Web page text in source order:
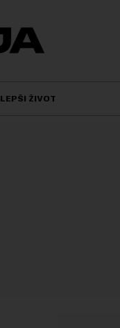
LEPŠI ŽIVOT